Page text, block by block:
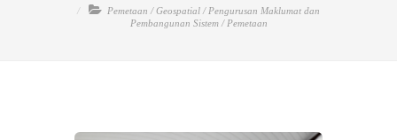
Pemetaan /Geospatial / Pengurusan Maklumat dan
Pembangunan Sistem/ Pemetaan